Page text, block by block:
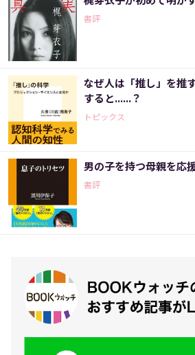
書評
なぜ人は「推し」を推
すると......？
トピックス
男の子を持つ母親を応
書評